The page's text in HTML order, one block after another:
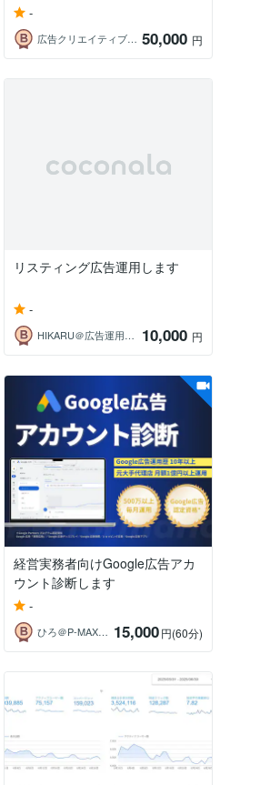
-
広告クリエイティブ学べます＠広告運用プロ 50,000 円
リスティング広告運用します
-
HIKARU＠広告運用代行｜EC売上改善 10,000 円
経営実務者向けGoogle広告アカ
ウント診断します
-
ひろ＠P‐MAXの専門家 15,000円(60分)